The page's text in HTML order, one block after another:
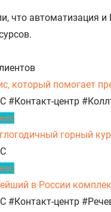
что автоматизация
который помогает
#Контакт-центр
горный
в России
#Контакт-центр